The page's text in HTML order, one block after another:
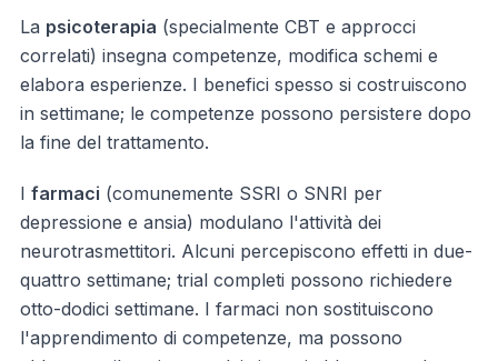
La psicoterapia (specialmente CBT e approcci
correlati) insegna competenze, modifica schemi e
elabora esperienze. I benefici spesso si costruiscono
in settimane; le competenze possono persistere dopo
la fine del trattamento.
I farmaci (comunemente SSRI o SNRI per
depressione e ansia) modulano l'attività dei
neurotrasmettitori. Alcuni percepiscono effetti in due-
quattro settimane; trial completi possono richiedere
otto-dodici settimane. I farmaci non sostituiscono
l'apprendimento di competenze, ma possono